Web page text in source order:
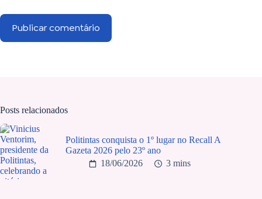
Publicar comentário
Posts relacionados
Politintas conquista o 1º lugar no Recall A
Gazeta 2026 pelo 23º ano
18/06/2026
3 mins